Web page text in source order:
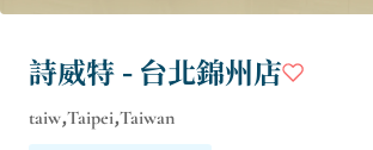
詩威特 - 台北錦州店
taiw,Taipei,Taiwan